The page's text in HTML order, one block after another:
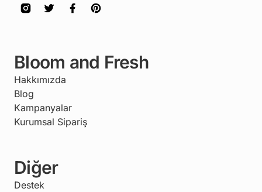
Bloom and Fresh
Hakkımızda
Blog
Kampanyalar
Kurumsal Sipariş
Diğer
Destek